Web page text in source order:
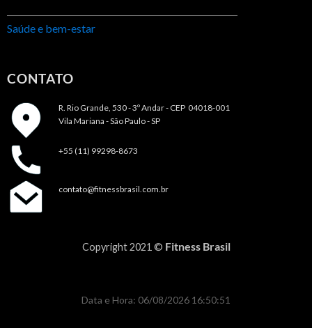
Saúde e bem-estar
CONTATO
R. Rio Grande, 530 - 3º Andar - CEP 04018-001
Vila Mariana - São Paulo - SP
+55 (11) 99298-8673
contato@fitnessbrasil.com.br
Copyright 2021 © Fitness Brasil
Data e Hora: 06/08/2026 16:50:51